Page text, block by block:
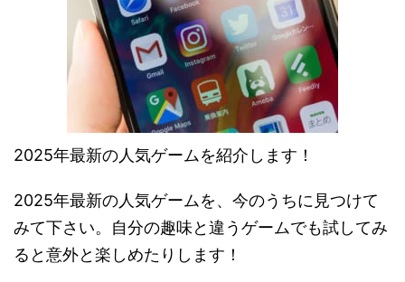
2025年最新の人気ゲームを紹介します！
2025年最新の人気ゲームを、今のうちに見つけて
みて下さい。自分の趣味と違うゲームでも試してみ
ると意外と楽しめたりします！